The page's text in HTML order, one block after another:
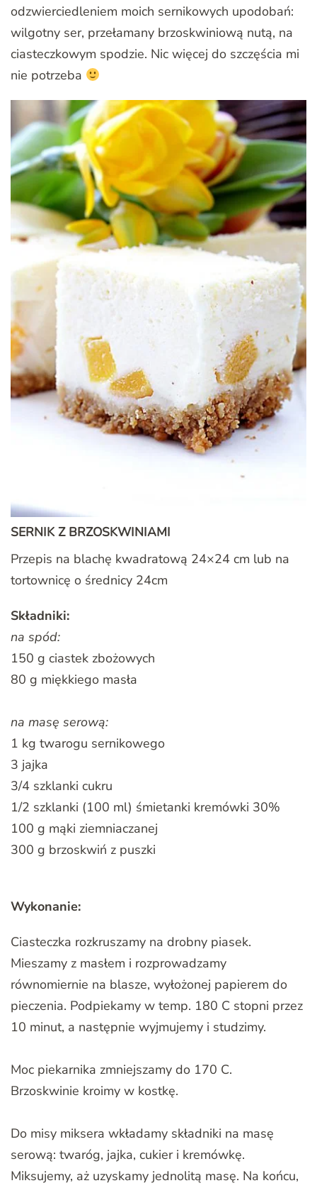
odzwierciedleniem moich sernikowych upodobań:
wilgotny ser, przełamany brzoskwiniową nutą, na
ciasteczkowym spodzie. Nic więcej do szczęścia mi
nie potrzeba
SERNIK Z BRZOSKWINIAMI
Przepis na blachę kwadratową 24×24 cm lub na
tortownicę o średnicy 24cm
Składniki:
na spód:
150 g ciastek zbożowych
80 g miękkiego masła
na masę serową:
1 kg twarogu sernikowego
3 jajka
3/4 szklanki cukru
1/2 szklanki (100 ml) śmietanki kremówki 30%
100 g mąki ziemniaczanej
300 g brzoskwiń z puszki
Wykonanie:
Ciasteczka rozkruszamy na drobny piasek.
Mieszamy z masłem i rozprowadzamy
równomiernie na blasze, wyłożonej papierem do
pieczenia. Podpiekamy w temp. 180 C stopni przez
10 minut, a następnie wyjmujemy i studzimy.
Moc piekarnika zmniejszamy do 170 C.
Brzoskwinie kroimy w kostkę.
Do misy miksera wkładamy składniki na masę
serową: twaróg, jajka, cukier i kremówkę.
Miksujemy, aż uzyskamy jednolitą masę. Na końcu,